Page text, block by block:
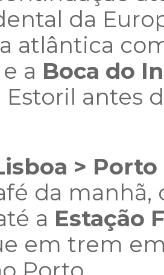
da
atlântica
e a Boca do
Estoril antes
> Porto
da
a Estação
em trem